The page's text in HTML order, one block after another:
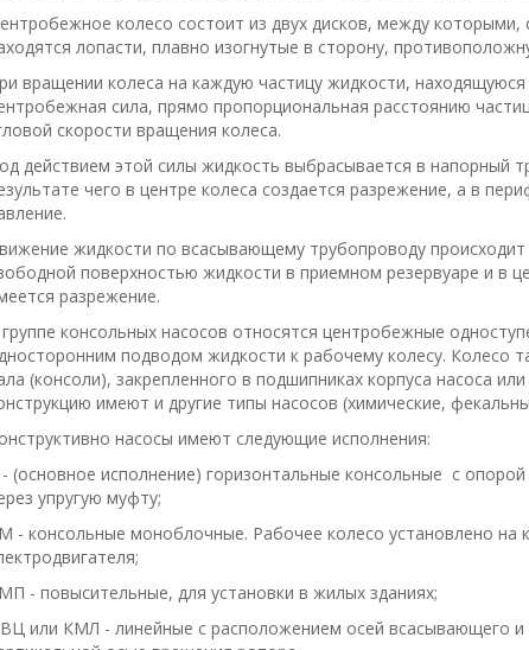
колесо состоит из двух дисков, между которыми,
лопасти, плавно изогнутые в сторону,
вращении колеса на каждую частицу жидкости, находящуюся
сила, прямо пропорциональная расстоянию
скорости вращения колеса.
действием этой силы жидкость выбрасывается в напорный
чего в центре колеса создается разрежение, а в
жидкости по всасывающему трубопроводу происходит
поверхностью жидкости в приемном резервуаре и в
разрежение.
консольных насосов относятся центробежные
подводом жидкости к рабочему колесу. Колесо
(консоли), закрепленного в подшипниках корпуса насоса
имеют и другие типы насосов (химические,
насосы имеют следующие исполнения:
(основное исполнение) горизонтальные консольные с
упругую муфту;
- консольные моноблочные. Рабочее колесо установлено на
- повысительные, для установки в жилых зданиях;
или КМЛ - линейные с расположением осей всасывающего и